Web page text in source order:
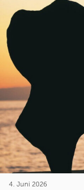
4. Juni 2026